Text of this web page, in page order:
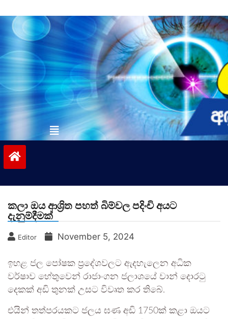
to
contentvinivida.lk
කලා ඔය ආශ්‍රිත පහත් බිම්වල පදිංචි අයට
දැනුම්දීමක්
Editor November 5, 2024
ඉහළ ජල පෝෂක ප්‍රදේශවලට ඇදහැලෙන අධික
වර්ෂාව හේතුවෙන් රාජාංගන ජලාශයේ වාන් දොරටු
දෙකක් අඩි තුනක් උසට විවෘත කර තිබේ.
එයින් තත්පරයකට ජලය ඝණ අඩි 1750ක් කළා ඔයට